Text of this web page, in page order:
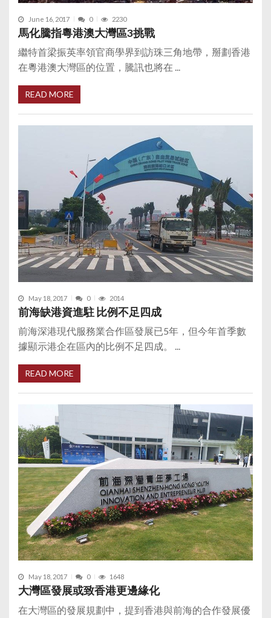
June 16, 2017 0 2230
馬化騰指粵港澳大灣區3挑戰
繼特首梁振英率領官商學界到訪珠三角地帶，掰劃香港
在粵港澳大灣區的位置，騰訊也將在 ...
READ MORE
May 18, 2017 0 2014
前海缺港資進駐 比例不足四成
前海深港現代服務業合作區發展已5年，但今年首季數
據顯示港企在區內的比例不足四成。 ...
READ MORE
May 18, 2017 0 1648
大灣區發展或致香港更邊緣化
在大灣區的發展規劃中，提到香港與前海的合作發展優